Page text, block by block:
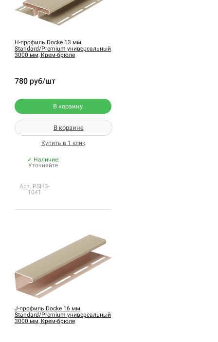
H-профиль Docke 13 мм
Standard/Premium универсальный
3000 мм, Крем-брюле
780 руб/шт
В корзину
В корзине
Купить в 1 клик
✓ Наличие:
Уточняйте
Арт. PSHB-
1041
J-профиль Docke 16 мм
Standard/Premium универсальный
3000 мм, Крем-брюле